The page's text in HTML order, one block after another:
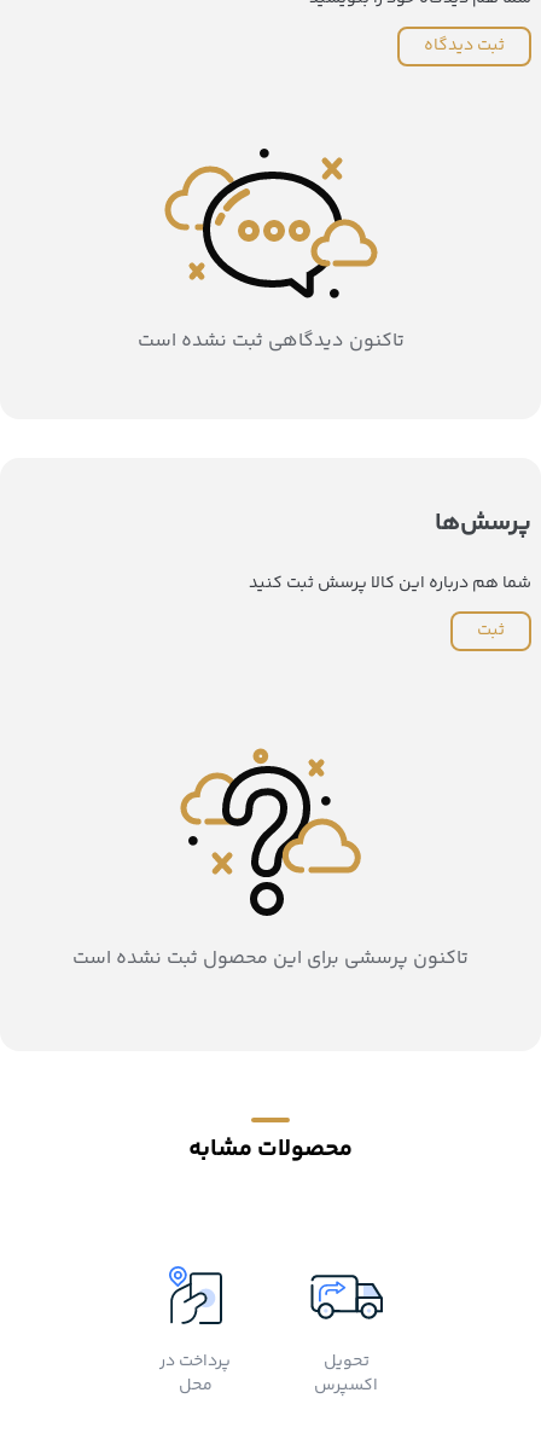
ثبت دیدگاه
تاکنون دیدگاهی ثبت نشده است
پرسش‌ها
شما هم درباره این کالا پرسش ثبت کنید
ثبت
تاکنون پرسشی برای این محصول ثبت نشده است
محصولات مشابه
تحویل
اکسپرس
پرداخت در
محل